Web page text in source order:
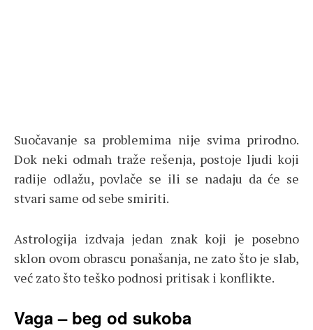
Suočavanje sa problemima nije svima prirodno.
Dok neki odmah traže rešenja, postoje ljudi koji
radije odlažu, povlače se ili se nadaju da će se
stvari same od sebe smiriti.
Astrologija izdvaja jedan znak koji je posebno
sklon ovom obrascu ponašanja, ne zato što je slab,
već zato što teško podnosi pritisak i konflikte.
Vaga – beg od sukoba